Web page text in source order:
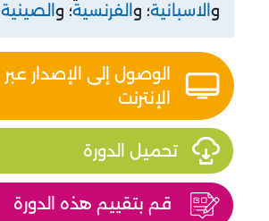
و الاسبانية؛ و الفرنسية؛ و الصينية
الوصول إلى الإصدار عبر
الإنترنت
تحميل الدورة
قم بتقييم هذه الدورة